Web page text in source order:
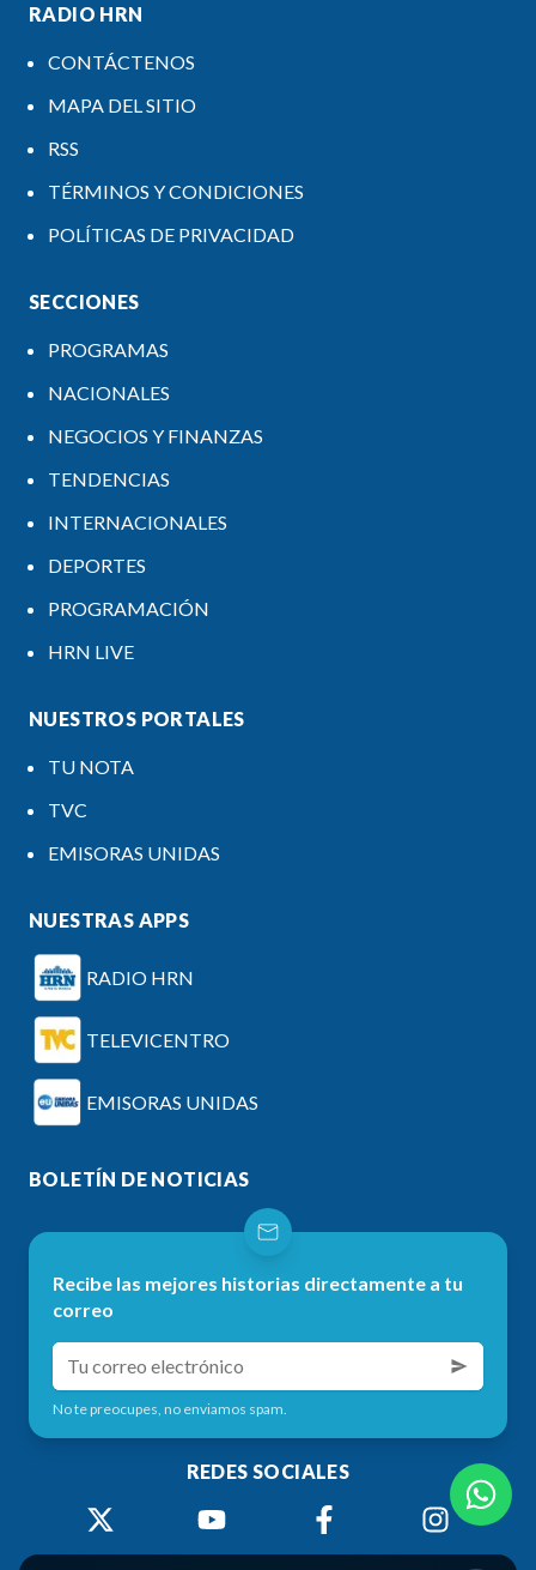
RADIO HRN
CONTÁCTENOS
MAPA DEL SITIO
RSS
TÉRMINOS Y CONDICIONES
POLÍTICAS DE PRIVACIDAD
SECCIONES
PROGRAMAS
NACIONALES
NEGOCIOS Y FINANZAS
TENDENCIAS
INTERNACIONALES
DEPORTES
PROGRAMACIÓN
HRN LIVE
NUESTROS PORTALES
TU NOTA
TVC
EMISORAS UNIDAS
NUESTRAS APPS
RADIO HRN
TELEVICENTRO
EMISORAS UNIDAS
BOLETÍN DE NOTICIAS
Recibe las mejores historias directamente a tu
correo
No te preocupes, no enviamos spam.
REDES SOCIALES